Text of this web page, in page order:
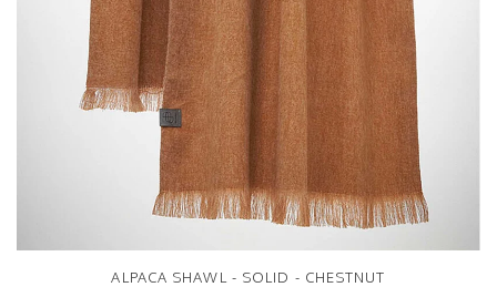
ALPACA SHAWL - SOLID - CHESTNUT